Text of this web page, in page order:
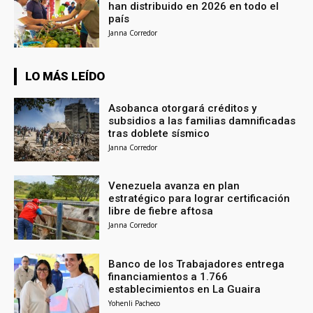
han distribuido en 2026 en todo el
país
Janna Corredor
LO MÁS LEÍDO
Asobanca otorgará créditos y
subsidios a las familias damnificadas
tras doblete sísmico
Janna Corredor
Venezuela avanza en plan
estratégico para lograr certificación
libre de fiebre aftosa
Janna Corredor
Banco de los Trabajadores entrega
financiamientos a 1.766
establecimientos en La Guaira
Yohenli Pacheco